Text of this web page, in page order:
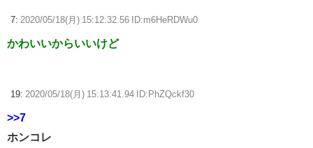
7: 2020/05/18(月) 15:12:32.56 ID:m6HeRDWu0
かわいいからいいけど
19: 2020/05/18(月) 15:13:41.94 ID:PhZQckf30
>>7
ホンコレ